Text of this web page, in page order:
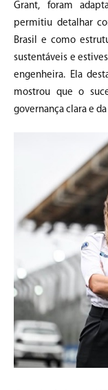
Grant, foram
permitiu detalhar
Brasil e como
sustentáveis e
engenheira. Ela
mostrou que o
governança clara e